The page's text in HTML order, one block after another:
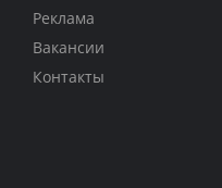
Реклама
Вакансии
Контакты